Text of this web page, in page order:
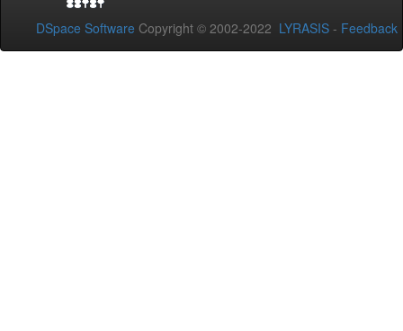
DSpace Software Copyright © 2002-2022 LYRASIS - Feedback